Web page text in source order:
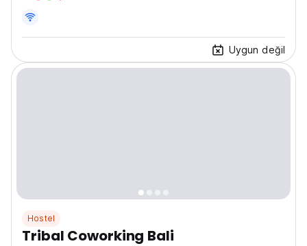
Uygun değil
Hostel
Tribal Coworking Bali